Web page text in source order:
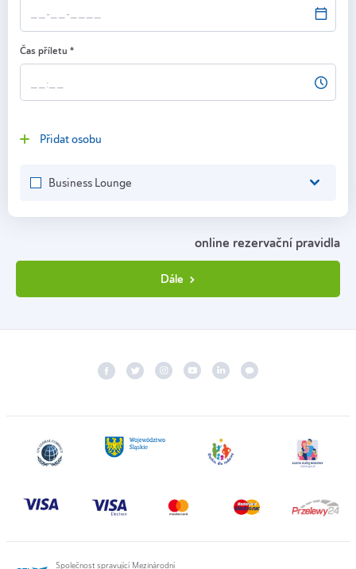
Čas příletu *
Přidat osobu
Business Lounge
online rezervační pravidla
Dále
Společnost spravující Mezinárodní